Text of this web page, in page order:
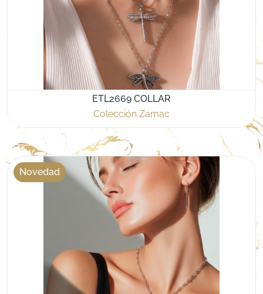
ETL2669 COLLAR
Colección Zamac
Novedad